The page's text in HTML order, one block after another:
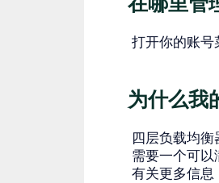
打开你的账号
为什么我
四层负载均衡
需要一个可
有关更多信息